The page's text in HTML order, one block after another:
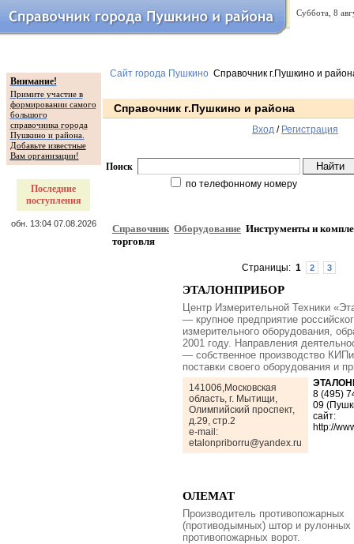
Суббота, 8
Вход / Регистрация
Внимание!
Примите участие в
формировании самого
большого
справочника города
Пушкино и района.
Добавьте известные
Вам организации!
Последние
поступления
обн. 13:04 07.08.2026
Сайт города Пушкино Справочник г.Пушкино и
Справочник г.Пушкино и района
Поиск
по телефонному номеру
Справочник Оборудование Инструменты и
торговля
Страницы: 1 2 3
ЭТАЛОНПРИБОР
Центр Измерительной Техники
— крупное предприятие
измерительного оборудования,
2001 году. Направления
— собственное производство
поставки своего оборудования и
141006,Московская
область, г. Мытищи,
Олимпийский проспект,
д.29, стр.2
e-mail:
etalonpriborru@yandex.ru
8 (495)
09
сайт:
http://
ОЛЕМАТ
Производитель противопожарных
(противодымных) штор и рулонных
противопожарных ворот.